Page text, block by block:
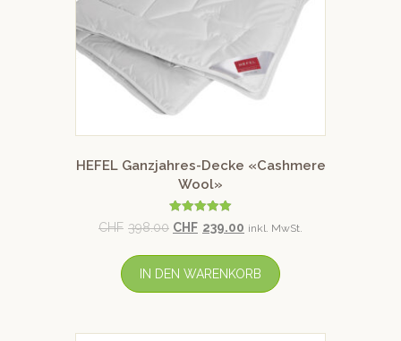
HEFEL Ganzjahres-Decke «Cashmere
Wool»
Bewertet mit
5.00
CHF 398.00 CHF 239.00 inkl. MwSt.
IN DEN WARENKORB